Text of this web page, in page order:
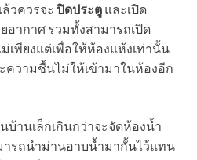
วควรจะ ปิดประตู และเปิด
อากาศ รวมทั้งสามารถเปิด
เพียงแต่เพื่อให้ห้องแห้งเท่านั้น
ความชื้นไม่ให้เข้ามาในห้องอีก
านเล็กเกินกว่าจะจัดห้องน้ำ
ารถนำม่านอาบน้ำมากั้นไว้แทน